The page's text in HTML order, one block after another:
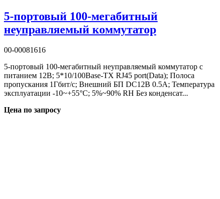
5-портовый 100-мегабитный
неуправляемый коммутатор
00-00081616
5-портовый 100-мегабитный неуправляемый коммутатор с
питанием 12В; 5*10/100Base-TX RJ45 port(Data); Полоса
пропускания 1Гбит/с; Внешний БП DC12В 0.5A; Температура
эксплуатации -10~+55°C; 5%~90% RH Без конденсат...
Цена по запросу